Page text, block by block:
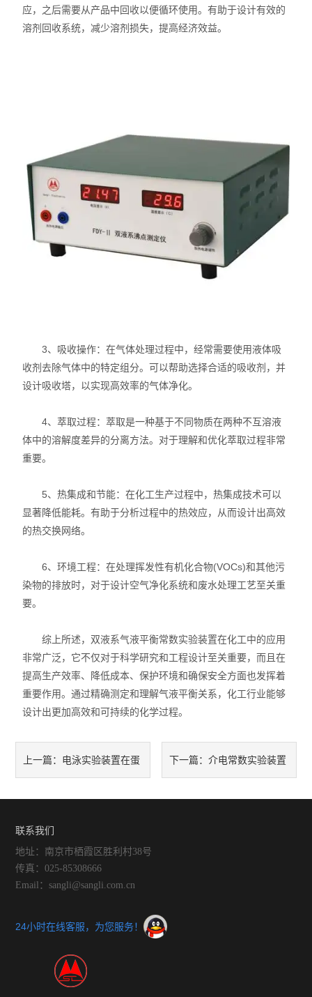
应，之后需要从产品中回收以便循环使用。有助于设计有效的
溶剂回收系统，减少溶剂损失，提高经济效益。
3、吸收操作：在气体处理过程中，经常需要使用液体吸
收剂去除气体中的特定组分。可以帮助选择合适的吸收剂，并
设计吸收塔，以实现高效率的气体净化。
4、萃取过程：萃取是一种基于不同物质在两种不互溶液
体中的溶解度差异的分离方法。对于理解和优化萃取过程非常
重要。
5、热集成和节能：在化工生产过程中，热集成技术可以
显著降低能耗。有助于分析过程中的热效应，从而设计出高效
的热交换网络。
6、环境工程：在处理挥发性有机化合物(VOCs)和其他污
染物的排放时，对于设计空气净化系统和废水处理工艺至关重
要。
综上所述，双液系气液平衡常数实验装置在化工中的应用
非常广泛，它不仅对于科学研究和工程设计至关重要，而且在
提高生产效率、降低成本、保护环境和确保安全方面也发挥着
重要作用。通过精确测定和理解气液平衡关系，化工行业能够
设计出更加高效和可持续的化学过程。
上一篇： 电泳实验装置在蛋 下一篇： 介电常数实验装置
联系我们
地址：南京市栖霞区胜利村38号
传真：025-85308666
Email：sangli@sangli.com.cn
24小时在线客服，为您服务！